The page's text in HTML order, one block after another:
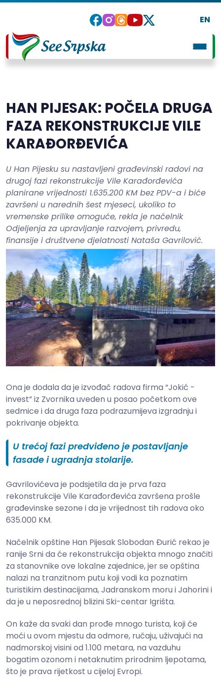
EN
HAN PIJESAK: POČELA DRUGA
FAZA REKONSTRUKCIJE VILE
KARAĐORĐEVIĆA
U Han Pijesku su nastavljeni građevinski radovi na
drugoj fazi rekonstrukcije Vile Karađorđevića
planirane vrijednosti 1.635.200 KM bez PDV-a i biće
završeni u narednih šest mjeseci, ukoliko to
vremenske prilike omoguće, rekla je načelnik
Odjeljenja za upravljanje razvojem, privredu,
finansije i društvene djelatnosti Nataša Gavrilović.
Ona je dodala da je izvođač radova firma “Jokić -
invest” iz Zvornika uveden u posao početkom ove
sedmice i da druga faza podrazumijeva izgradnju i
pokrivanje objekta.
U trećoj fazi predviđeno je postavljanje
fasade i ugradnja stolarije.
Gavrilovićeva je podsjetila da je prva faza
rekonstrukcije Vile Karađorđevića završena prošle
građevinske sezone i da je vrijednost tih radova oko
635.000 KM.
Načelnik opštine Han Pijesak Slobodan Đurić rekao je
ranije Srni da će rekonstrukcija objekta mnogo značiti
za stanovnike ove lokalne zajednice, jer se opština
nalazi na tranzitnom putu koji vodi ka poznatim
turistikim destinacijama, Jadranskom moru i Jahorini i
da je u neposrednoj blizini Ski-centar Igrišta.
On kaže da svaki dan prođe mnogo turista, koji će
moći u ovom mjestu da odmore, ručaju, uživajući na
nadmorskoj visini od 1.100 metara, na vazduhu
bogatim ozonom i netaknutim prirodnim ljepotama,
što je prava rijetkost u cijeloj Evropi.